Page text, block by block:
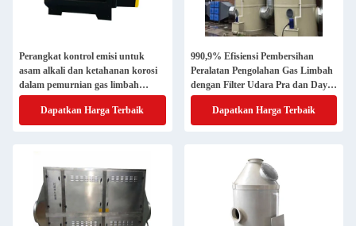
Perangkat kontrol emisi untuk
asam alkali dan ketahanan korosi
dalam pemurnian gas limbah
industri
Dapatkan Harga Terbaik
990,9% Efisiensi Pembersihan
Peralatan Pengolahan Gas Limbah
dengan Filter Udara Pra dan Daya
0,75-7,5kw
Dapatkan Harga Terbaik